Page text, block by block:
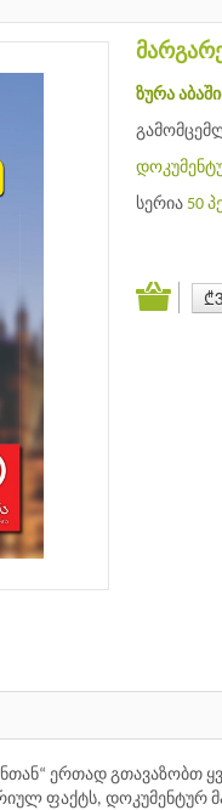
ზურა
სერია 50
ერთად გთავაზობთ
ფაქტს, დოკუმენტურ